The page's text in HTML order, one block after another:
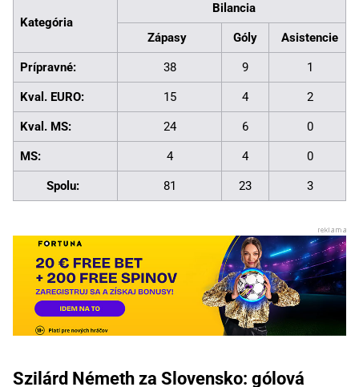
Kategória
Bilancia
Zápasy Góly Asistencie
Prípravné: 38 9 1
Kval. EURO: 15 4 2
Kval. MS: 24 6 0
MS: 4 4 0
Spolu: 81 23 3
Szilárd Németh za Slovensko: gólová